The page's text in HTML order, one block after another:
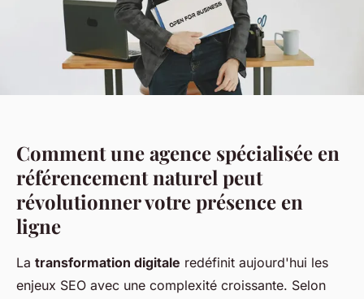
Comment une agence spécialisée en
référencement naturel peut
révolutionner votre présence en
ligne
La transformation digitale redéfinit aujourd'hui les
enjeux SEO avec une complexité croissante. Selon